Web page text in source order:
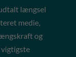
længsel
medie,
og